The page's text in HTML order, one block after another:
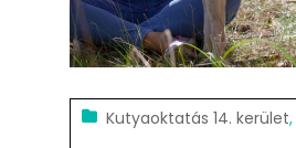
Kutyaoktatás 14. kerület,